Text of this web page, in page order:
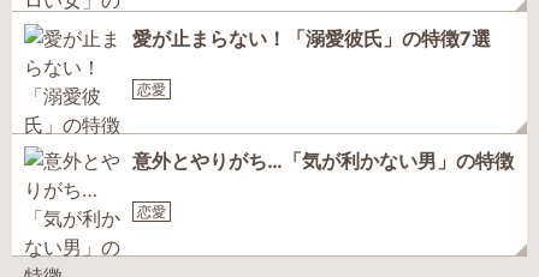
愛が止まらない！「溺愛彼氏」の特徴7選
恋愛
意外とやりがち…「気が利かない男」の特徴
恋愛